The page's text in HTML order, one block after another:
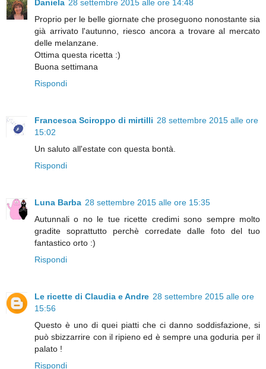
Daniela 28 settembre 2015 alle ore 14:48
Proprio per le belle giornate che proseguono nonostante sia
già arrivato l'autunno, riesco ancora a trovare al mercato
delle melanzane.
Ottima questa ricetta :)
Buona settimana
Rispondi
Francesca Sciroppo di mirtilli 28 settembre 2015 alle ore
15:02
Un saluto all'estate con questa bontà.
Rispondi
Luna Barba 28 settembre 2015 alle ore 15:35
Autunnali o no le tue ricette credimi sono sempre molto
gradite soprattutto perchè corredate dalle foto del tuo
fantastico orto :)
Rispondi
Le ricette di Claudia e Andre 28 settembre 2015 alle ore
15:56
Questo è uno di quei piatti che ci danno soddisfazione, si
può sbizzarrire con il ripieno ed è sempre una goduria per il
palato !
Rispondi